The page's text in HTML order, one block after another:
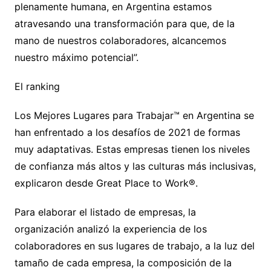
plenamente humana, en Argentina estamos
atravesando una transformación para que, de la
mano de nuestros colaboradores, alcancemos
nuestro máximo potencial”.
El ranking
Los Mejores Lugares para Trabajar™ en Argentina se
han enfrentado a los desafíos de 2021 de formas
muy adaptativas. Estas empresas tienen los niveles
de confianza más altos y las culturas más inclusivas,
explicaron desde Great Place to Work®.
Para elaborar el listado de empresas, la
organización analizó la experiencia de los
colaboradores en sus lugares de trabajo, a la luz del
tamaño de cada empresa, la composición de la